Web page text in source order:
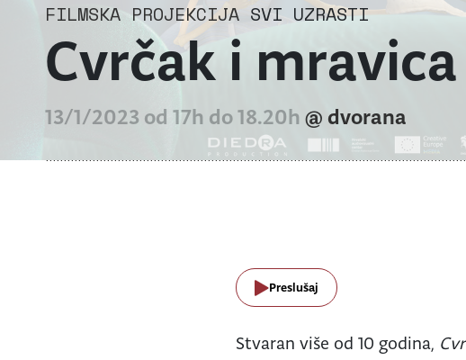
FILMSKA PROJEKCIJA SVI UZRASTI
Cvrčak i mravica
13/1/2023 od 17h do 18.20h @ dvorana
Preslušaj
Stvaran više od 10 godina,